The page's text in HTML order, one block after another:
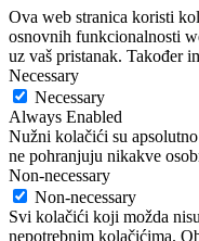
Ova web stranica koristi
osnovnih funkcionalnosti
uz vaš pristanak. Također
Necessary
Necessary
Always Enabled
Nužni kolačići su
ne pohranjuju nikakve
Non-necessary
Non-necessary
Svi kolačići koji možda
nepotrebnim kolačićima.